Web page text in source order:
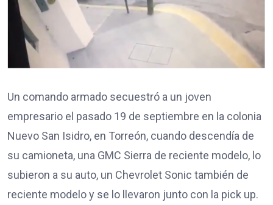
Un comando armado secuestró a un joven
empresario el pasado 19 de septiembre en la colonia
Nuevo San Isidro, en Torreón, cuando descendía de
su camioneta, una GMC Sierra de reciente modelo, lo
subieron a su auto, un Chevrolet Sonic también de
reciente modelo y se lo llevaron junto con la pick up.